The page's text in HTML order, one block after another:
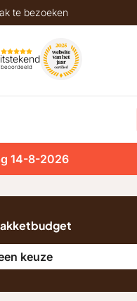
te bezoeken
beoordeeld
14-8-2026
keuze